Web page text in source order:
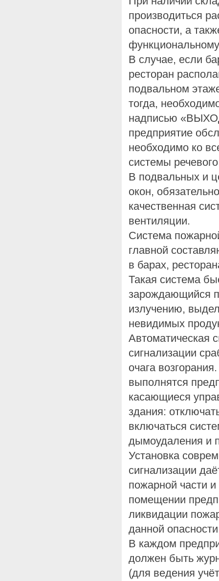
производиться
опасности, а
В случае, если
ресторан
подвальном
тогда,
надписью
предприятие
необходимо ко
системы
В подвальных и
окон,
качественная
вентиляции.
Система
главной
в барах,
Такая система
зарождающийся
излучению,
невидимых
Автоматическая
сигнализации
очага
выполнятся
касающиеся
здания:
включаться
дымоудаления и
Установка
сигнализации
пожарной части
помещении
ликвидации
данной
В каждом
должен быть
(для ведения